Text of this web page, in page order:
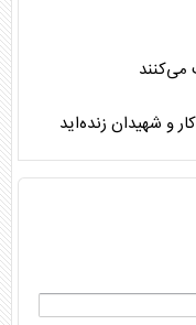
می‌کنند
و شهیدان زنده‌اید